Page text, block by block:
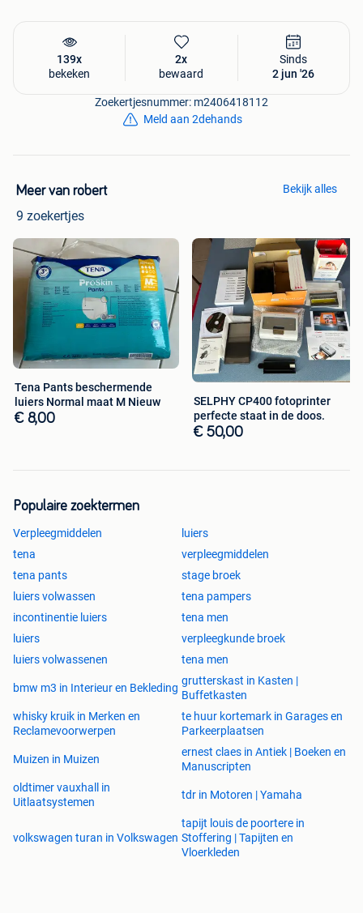
139x
bekeken
2x
bewaard
Sinds
2 jun '26
Zoekertjesnummer: m2406418112
Meld aan 2dehands
Meer van robert
9 zoekertjes
Bekijk alles
Tena Pants beschermende
luiers Normal maat M Nieuw
€ 8,00
SELPHY CP400 fotoprinter
perfecte staat in de doos.
€ 50,00
Populaire zoektermen
Verpleegmiddelen
luiers
tena
verpleegmiddelen
tena pants
stage broek
luiers volwassen
tena pampers
incontinentie luiers
tena men
luiers
verpleegkunde broek
luiers volwassenen
tena men
bmw m3 in Interieur en Bekleding
grutterskast in Kasten |
Buffetkasten
whisky kruik in Merken en
Reclamevoorwerpen
te huur kortemark in Garages en
Parkeerplaatsen
Muizen in Muizen
ernest claes in Antiek | Boeken en
Manuscripten
oldtimer vauxhall in
Uitlaatsystemen
tdr in Motoren | Yamaha
volkswagen turan in Volkswagen
tapijt louis de poortere in
Stoffering | Tapijten en
Vloerkleden